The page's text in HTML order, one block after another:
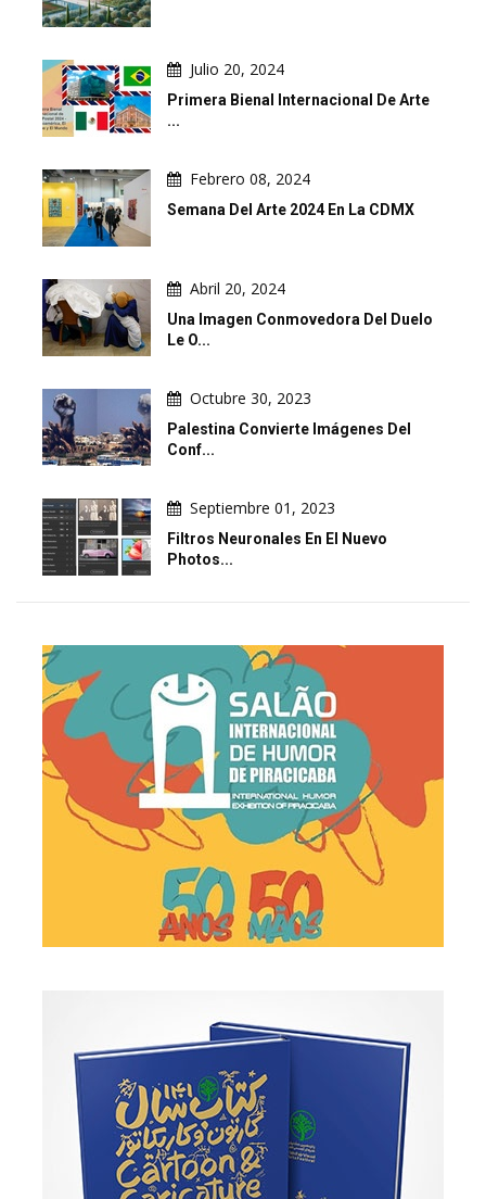
Julio 20, 2024
Primera Bienal Internacional De Arte
...
Febrero 08, 2024
Semana Del Arte 2024 En La CDMX
Abril 20, 2024
Una Imagen Conmovedora Del Duelo
Le O...
Octubre 30, 2023
Palestina Convierte Imágenes Del
Conf...
Septiembre 01, 2023
Filtros Neuronales En El Nuevo
Photos...